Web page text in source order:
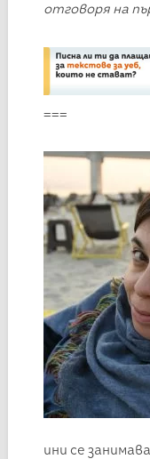
отговоря на
===
ини се